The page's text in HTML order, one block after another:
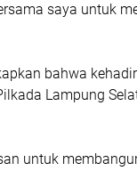
saya untuk
bahwa
Lampung
untuk